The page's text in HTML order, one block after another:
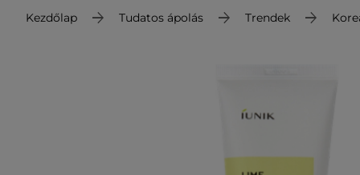
Kezdőlap Tudatos ápolás Trendek